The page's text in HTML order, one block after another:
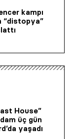
kampı
“distopya”
House”
üç gün
yaşadı